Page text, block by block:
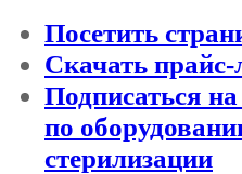
Посетить
Скачать прайс-
Подписаться
по
стерилизации